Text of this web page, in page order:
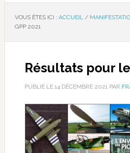
VOUS ÊTES ICI : ACCUEIL /
GPP 2021
Résultats pour le
PUBLIÉ LE 14 DÉCEMBRE 2021PAR